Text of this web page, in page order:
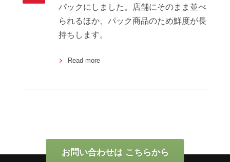
パックにしました。店舗にそのまま並べ
られるほか、パック商品のため鮮度が長
持ちします。
Read more
お問い合わせは こちらから